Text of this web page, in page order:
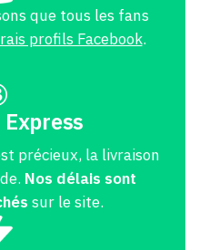
que tous les fans
profils Facebook.
précieux, la livraison
Nos délais sont
sur le site.